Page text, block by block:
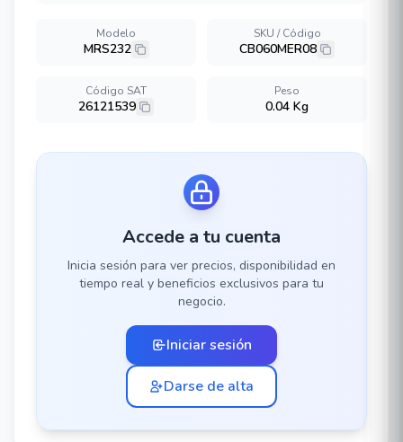
Modelo
MRS232
SKU / Código
CB060MER08
Código SAT
26121539
Peso
0.04 Kg
Accede a tu cuenta
Inicia sesión para ver precios, disponibilidad en
tiempo real y beneficios exclusivos para tu
negocio.
Iniciar sesión
Darse de alta